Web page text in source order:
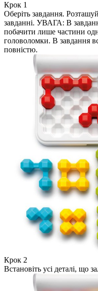
Крок 1
Оберіть завдання.
завданні. УВАГА: В
побачити лише частини
головоломки. В завдання
повністю.
Крок 2
Встановіть усі деталі, що